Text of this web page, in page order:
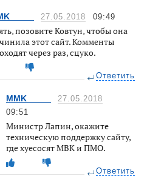
27.05.2018 09:49
позовите Ковтун, чтобы она
этот сайт. Комменты
через раз, сцуко.
Ответить
MMK_____
27.05.2018
09:51
Министр Лапин, окажите
техническую поддержку сайту,
где хуесосят МВК и ПМО.
Ответить